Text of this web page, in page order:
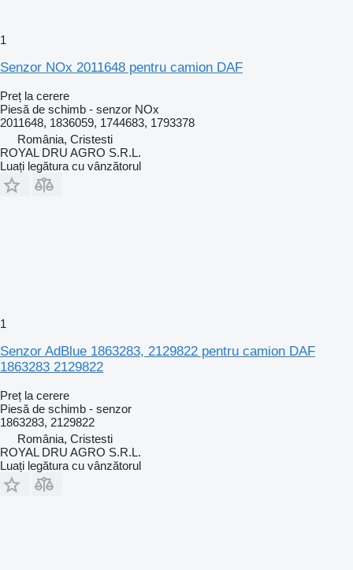
1
Senzor NOx 2011648 pentru camion DAF
Preț la cerere
Piesă de schimb - senzor NOx
2011648, 1836059, 1744683, 1793378
România, Cristesti
ROYAL DRU AGRO S.R.L.
Luați legătura cu vânzătorul
1
Senzor AdBlue 1863283, 2129822 pentru camion DAF
1863283 2129822
Preț la cerere
Piesă de schimb - senzor
1863283, 2129822
România, Cristesti
ROYAL DRU AGRO S.R.L.
Luați legătura cu vânzătorul